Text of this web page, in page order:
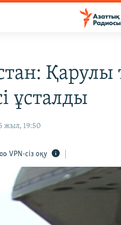
Қарулы
ұсталды
жыл, 19:50
VPN-сіз оқу